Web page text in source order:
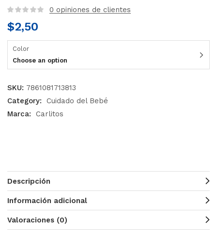
0 opiniones de clientes
$2,50
Color
Choose an option
SKU: 7861081713813
Category:
Cuidado del Bebé
Marca:
Carlitos
Descripción
Información adicional
Valoraciones (0)